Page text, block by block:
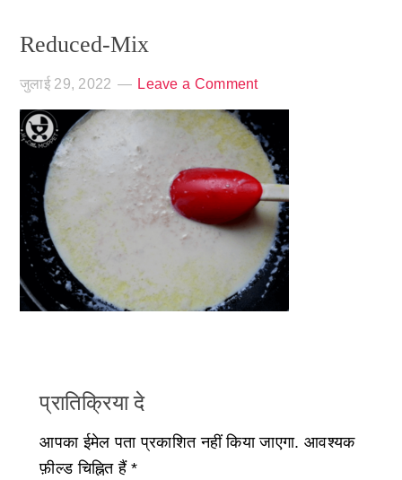
Reduced-Mix
जुलाई 29, 2022 Leave a Comment
प्रातिक्रिया दे
आपका ईमेल पता प्रकाशित नहीं किया जाएगा. आवश्यक
फ़ील्ड चिह्नित हैं*